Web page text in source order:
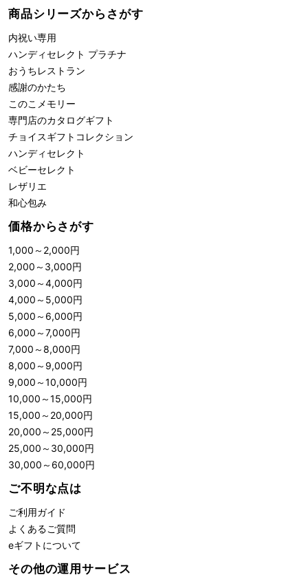
商品シリーズからさがす
内祝い専用
ハンディセレクト プラチナ
おうちレストラン
感謝のかたち
このこメモリー
専門店のカタログギフト
チョイスギフトコレクション
ハンディセレクト
ベビーセレクト
レザリエ
和心包み
価格からさがす
1,000 ～ 2,000円
2,000 ～ 3,000円
3,000 ～4,000円
4,000 ～ 5,000円
5,000 ～ 6,000円
6,000 ～7,000円
7,000 ～8,000円
8,000 ～ 9,000円
9,000 ～10,000円
10,000 ～15,000円
15,000 ～ 20,000円
20,000 ～ 25,000円
25,000 ～ 30,000円
30,000 ～ 60,000円
ご不明な点は
ご利用ガイド
よくあるご質問
eギフトについて
その他の運用サービス